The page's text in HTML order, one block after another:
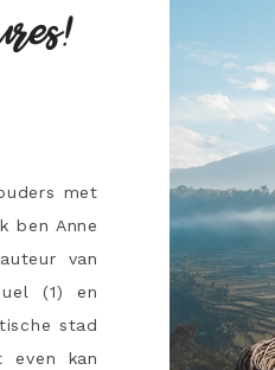
met
ben Anne
van
(1) en
stad
even kan